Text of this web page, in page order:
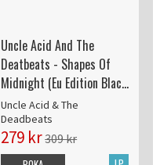
Uncle Acid And The
Deatbeats - Shapes Of
Midnight (Eu Edition Black
Ice Glitter Vinyl)
Uncle Acid & The
Deadbeats
279 kr309 kr